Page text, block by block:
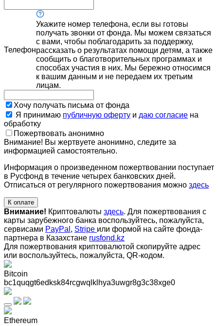
Телефон
Укажите номер телефона, если вы готовы
получать звонки от фонда. Мы можем связаться
с вами, чтобы поблагодарить за поддержку,
рассказать о результатах помощи детям, а также
сообщить о благотворительных программах и
способах участия в них. Мы бережно относимся
к вашим данным и не передаем их третьим
лицам.
Хочу получать письма от фонда
Я принимаю публичную оферту и даю согласие на
обработку
Пожертвовать анонимно
Внимание! Вы жертвуете анонимно, следите за
информацией самостоятельно.
Информация о произведенном пожертвовании поступает
в Русфонд в течение четырех банковских дней.
Отписаться от регулярного пожертвования можно здесь
К оплате
Внимание! Криптовалюты здесь. Для пожертвования с
карты зарубежного банка воспользуйтесь, пожалуйста,
сервисами PayPal , Stripe или формой на сайте фонда-
партнера в Казахстане rusfond.kz
Для пожертвования криптовалютой скопируйте адрес
или воспользуйтесь, пожалуйста, QR-кодом.
Bitcoin
bc1quqgt6edksk84rcgwqlklhya3uwgr8g3c38xge0
Ethereum